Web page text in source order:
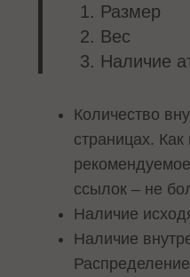
Размер
Вес
Наличие
Количество
страницах. Как
ссылок – не
Наличие
Наличие